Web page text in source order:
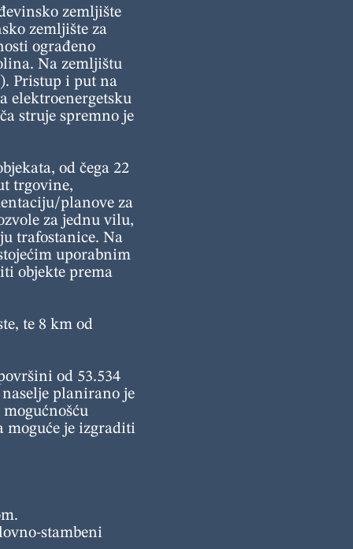
zemljište
zemljište za
ograđeno
Na zemljištu
Pristup i put na
elektroenergetsku
struje spremno je
od čega 22
trgovine,
planove za
za jednu vilu,
trafostanice. Na
uporabnim
objekte prema
te 8 km od
od 53.534
planirano je
moguće je izgraditi
stambeni